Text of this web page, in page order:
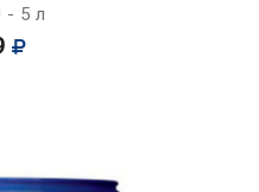
- 5 л